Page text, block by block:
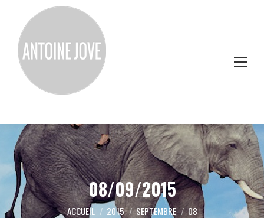
08/09/2015
Vous êtes ici :
ACCUEIL 2015 SEPTEMBRE 08